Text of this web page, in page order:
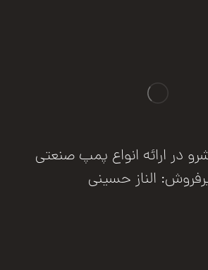
در ارائه انواع پمپ صنعتی
الناز حسینی